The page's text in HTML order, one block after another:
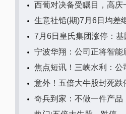
西葡对决备受瞩目，高庆
生意社铅(期)7月6日均差
7月6日皇氏集团涨停：
宁波华翔：公司正将智
焦点短讯！三峡水利：
意外！五倍大牛股封死跌
奇兵到家：不做一件产